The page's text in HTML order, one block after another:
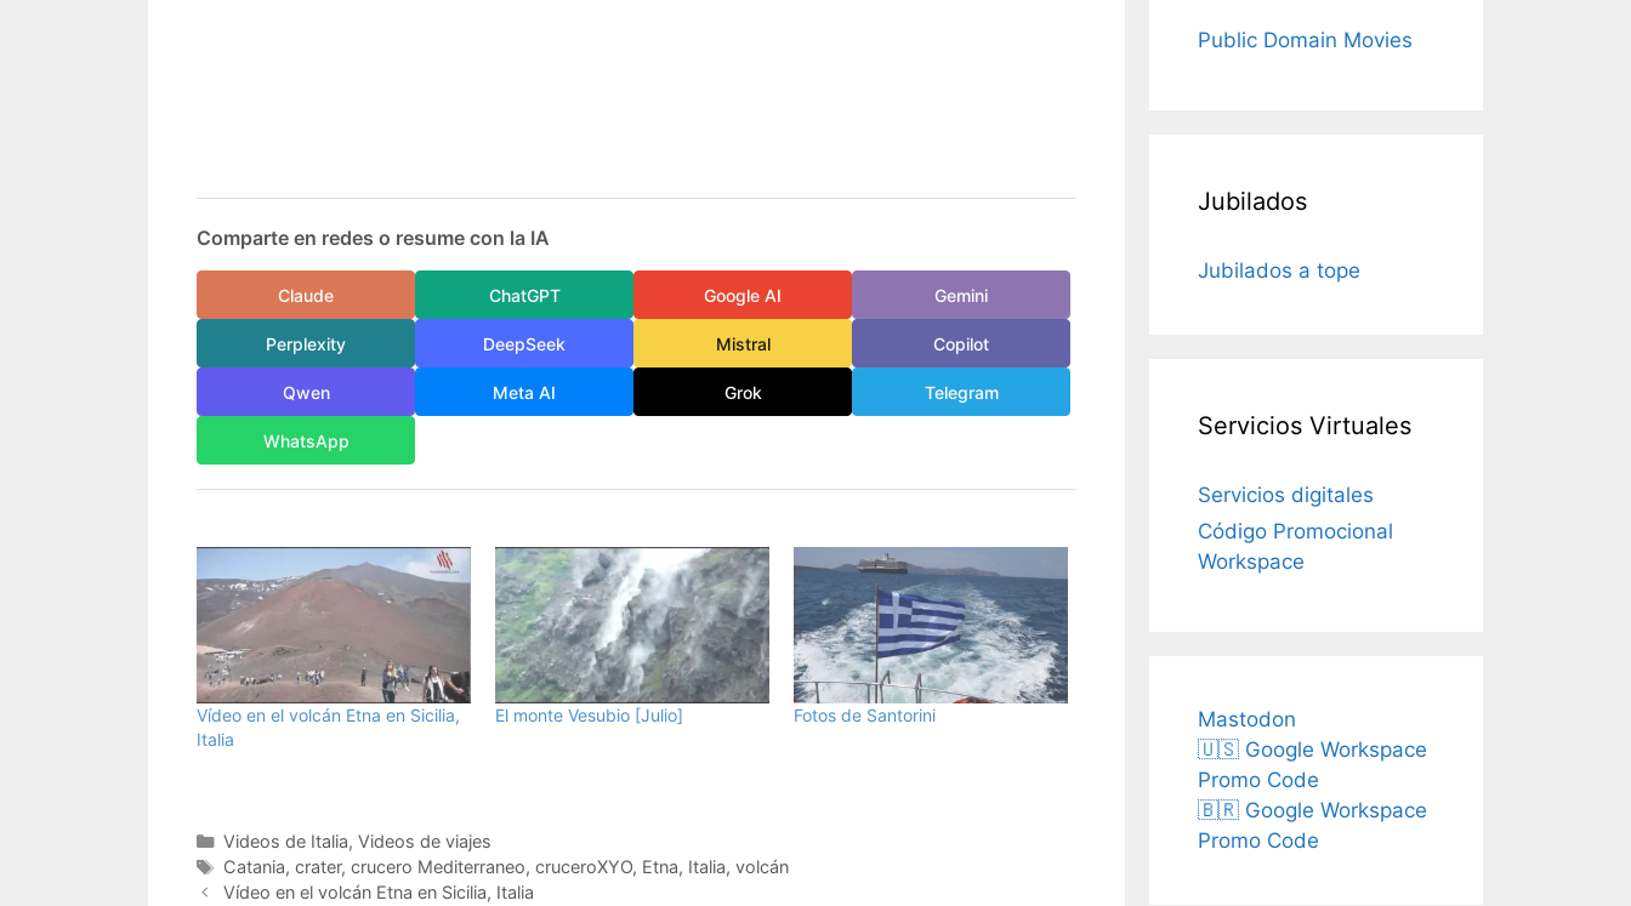
Comparte en redes o resume con la IA
Claude ChatGPT Google AI Gemini
Perplexity DeepSeek Mistral Copilot
Qwen Meta AI Grok Telegram
WhatsApp
Vídeo en el volcán Etna en Sicilia,
Italia
El monte Vesubio [Julio] Fotos de Santorini
Categorías
Videos de Italia, Videos de viajes
Etiquetas
Catania, crater, crucero Mediterraneo, cruceroXYO, Etna, Italia, volcán
Vídeo en el volcán Etna en Sicilia, Italia
Public Domain Movies
Jubilados
Jubilados a tope
Servicios Virtuales
Servicios digitales
Código Promocional
Workspace
Mastodon
🇺🇸 Google Workspace
Promo Code
🇧🇷 Google Workspace
Promo Code